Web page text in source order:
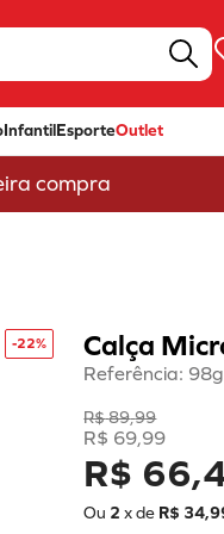
InfantilEsporteOutlet
compra
-22% Calça
Referência:
R$89,99
R$ 69,99
R$
Ou 2 x de R$ 34,